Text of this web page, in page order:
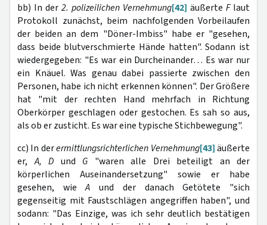
bb) In der 2. polizeilichen Vernehmung[42] äußerte Flaut
Protokoll zunächst, beim nachfolgenden Vorbeilaufen
der beiden an dem "Döner-Imbiss" habe er "gesehen,
dass beide blutverschmierte Hände hatten". Sodann ist
wiedergegeben: "Es war ein Durcheinander… Es war nur
ein Knäuel. Was genau dabei passierte zwischen den
Personen, habe ich nicht erkennen können". Der Größere
hat "mit der rechten Hand mehrfach in Richtung
Oberkörper geschlagen oder gestochen. Es sah so aus,
als ob er zusticht. Es war eine typische Stichbewegung".
cc) In derermittlungsrichterlichen Vernehmung[43]äußerte
er,A, D und G "waren alle Drei beteiligt an der
körperlichen Auseinandersetzung" sowie er habe
gesehen, wieA und der danach Getötete "sich
gegenseitig mit Faustschlägen angegriffen haben", und
sodann: "Das Einzige, was ich sehr deutlich bestätigen